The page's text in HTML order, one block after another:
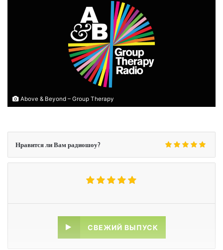
Above & Beyond – Group Therapy
Нравится ли Вам радиошоу?
СВЕЖИЙ ВЫПУСК